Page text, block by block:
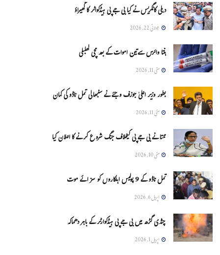
دہلی کانگریس نے کیا بی جے پی ہیڈکواٹر کا گھیراؤ
جولائی 22, 2026
ہنتا وائرس سےتین اموات کے بعد مچی کھلبلی
مئی 11, 2026
بطور وزیر اعلیٰ جوزف وجئے نے سنبھالی تمل ناڈو کی کمان
مئی 11, 2026
ممتا نے بی جے پی کیخلاف جنگ شروع کرنے کا اعلان کیا
مئی 10, 2026
تمل ناڈو کے 9 پولیس اہلکاروں کو سزائے موت
اپریل 6, 2026
چنڈی گڑھ میں بی جے پی ہیڈکوارٹر کے باہر دھماکہ
اپریل 1, 2026